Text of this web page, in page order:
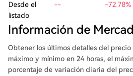
Desde el
listado
-- -72.78%
Información de
Obtener los últimos detalles del precio
máximo y mínimo en 24 horas, el
porcentaje de variación diaria del